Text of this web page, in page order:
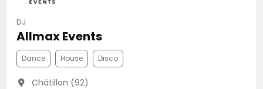
DJ
Allmax Events
Dance House Disco
Châtillon (92)